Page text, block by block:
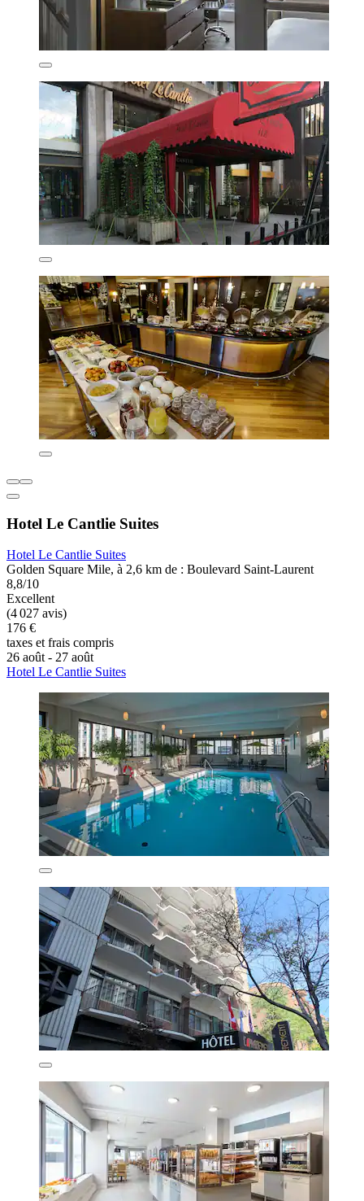
Hotel Le Cantlie Suites
Hotel Le Cantlie Suites
Golden Square Mile, à 2,6 km de : Boulevard Saint-Laurent
8,8/10
Excellent
(4 027 avis)
176 €
taxes et frais compris
26 août - 27 août
Hotel Le Cantlie Suites